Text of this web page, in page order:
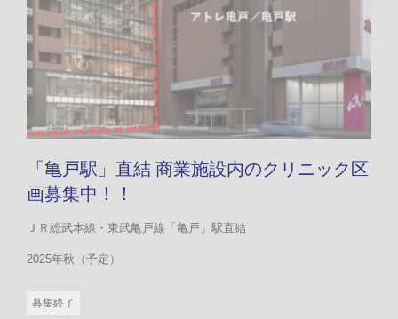
「亀戸駅」直結 商業施設内のクリニック区
画募集中！！
ＪＲ総武本線・東武亀戸線「亀戸」駅直結
2025年秋（予定）
募集終了